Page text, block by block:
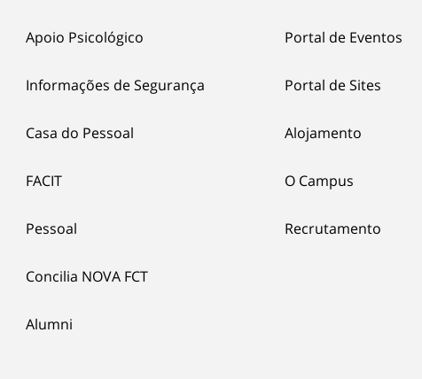
Apoio Psicológico
Informações de Segurança
Casa do Pessoal
FACIT
Pessoal
Concilia NOVA FCT
Alumni
Portal de Eventos
Portal de Sites
Alojamento
O Campus
Recrutamento